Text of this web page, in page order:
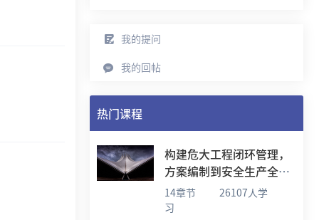
我的提问
我的回帖
热门课程
构建危大工程闭环管理，
方案编制到安全生产全流
程实战学习
14章节
26107人学
习